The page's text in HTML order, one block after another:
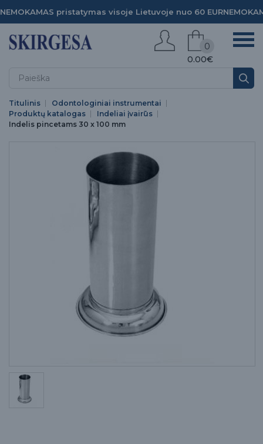
NEMOKAMAS pristatymas visoje Lietuvoje nuo 60 EUR
0.00€
0
Titulinis
Odontologiniai instrumentai
Produktų katalogas
Indeliai įvairūs
Indelis pincetams 30 x 100 mm